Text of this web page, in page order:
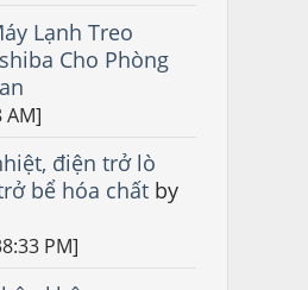
Lạnh Treo
Cho Phòng
AM]
điện trở lò
bể hóa chấtby
PM]